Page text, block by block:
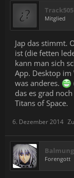
Track505
Mitglied
Jap das stimmt.
ist (die fetten
kann man sich
App. Desktop
was anderes.
das es grad
Titans of Space.
6. Dezember 2014
Balmung
Forengott